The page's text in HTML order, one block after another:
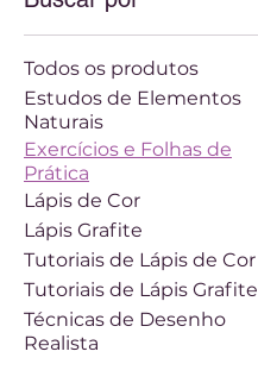
Todos os produtos
Estudos de Elementos
Naturais
Exercícios e Folhas de
Prática
Lápis de Cor
Lápis Grafite
Tutoriais de Lápis de Cor
Tutoriais de Lápis Grafite
Técnicas de Desenho
Realista